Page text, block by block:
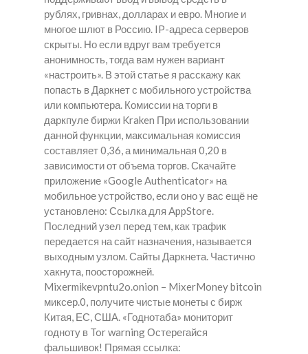
рублях, гривнах, долларах и евро. Многие и
многое шлют в Россию. IP-адреса серверов
скрыты. Но если вдруг вам требуется
анонимность, тогда вам нужен вариант
«настроить». В этой статье я расскажу как
попасть в Даркнет с мобильного устройства
или компьютера. Комиссии на торги в
даркпуле биржи Kraken При использовании
данной функции, максимальная комиссия
составляет 0,36, а минимальная 0,20 в
зависимости от объема торгов. Скачайте
приложение «Google Authenticator» на
мобильное устройство, если оно у вас ещё не
установлено: Ссылка для AppStore.
Последний узел перед тем, как трафик
передается на сайт назначения, называется
выходным узлом. Сайты Даркнета. Частично
хакнута, поосторожней.
Mixermikevpntu2o.onion – MixerMoney bitcoin
миксер.0, получите чистые монеты с бирж
Китая, ЕС, США. «Годнотаба» мониторит
годноту в Tor warning Остерегайся
фальшивок! Прямая ссылка: